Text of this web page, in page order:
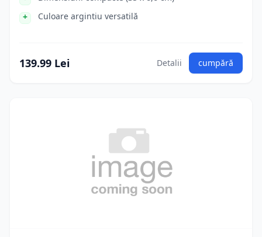
Culoare argintiu versatilă
139.99 Lei Detalii cumpără